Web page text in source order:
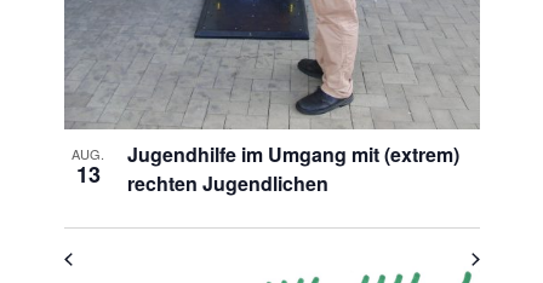
AUG.
13
Jugendhilfe im Umgang mit (extrem)
rechten Jugendlichen